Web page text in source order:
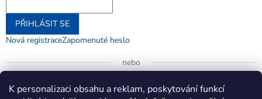
K personalizaci obsahu a reklam, poskytování funkcí
PŘIHLÁSIT SE
Nová registraceZapomenuté heslo
nebo
Přihlásit se přes Google